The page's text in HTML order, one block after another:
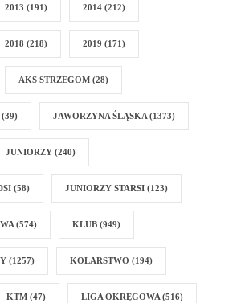
2013 (191) 2014 (212)
2018 (218) 2019 (171)
AKS STRZEGOM (28)
(39) JAWORZYNA ŚLĄSKA(1373)
JUNIORZY (240)
(58) JUNIORZY STARSI (123)
(574) KLUB (949)
(1257) KOLARSTWO (194)
KTM (47) LIGA OKRĘGOWA(516)